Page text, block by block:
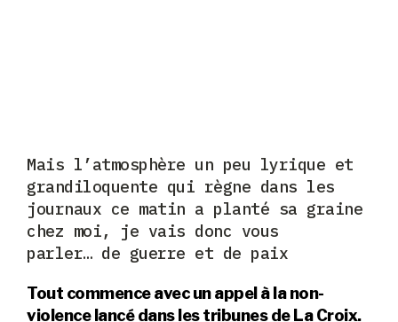
Mais l’atmosphère un peu lyrique et
grandiloquente qui règne dans les
journaux ce matin a planté sa graine
chez moi, je vais donc vous
parler… de guerre et de paix
Tout commence avec un appel à la non-
violence lancé dans les tribunes de La Croix.